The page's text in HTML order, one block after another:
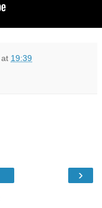
at 19:39
›